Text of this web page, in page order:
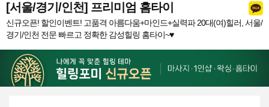
[서울/경기/인천] 프리미엄 홈타이
신규오픈! 할인이벤트! 고품격 아름다움+마인드+실력파 20대(여)힐러, 서울/
경기/인천 전문 빠르고 정확한 감성힐링 홈타이~♥